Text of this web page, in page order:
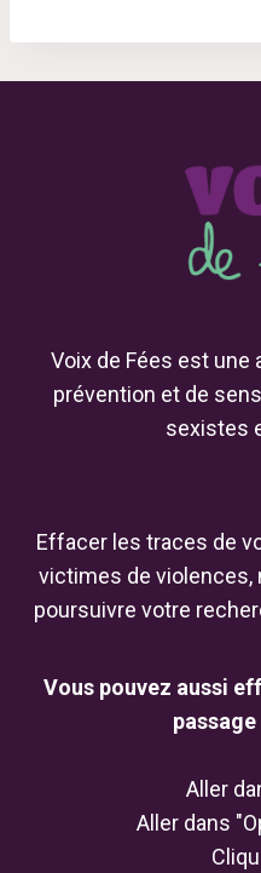
Voix de Fées est
prévention et de
sexistes
Effacer les traces de
victimes de violences,
poursuivre votre
Vous pouvez aussi
Aller
Aller dans